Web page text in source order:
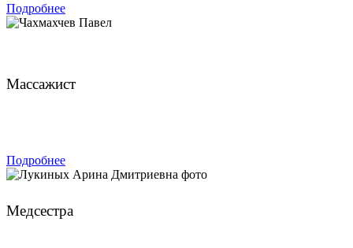
Подробнее
Массажист
Подробнее
Медсестра